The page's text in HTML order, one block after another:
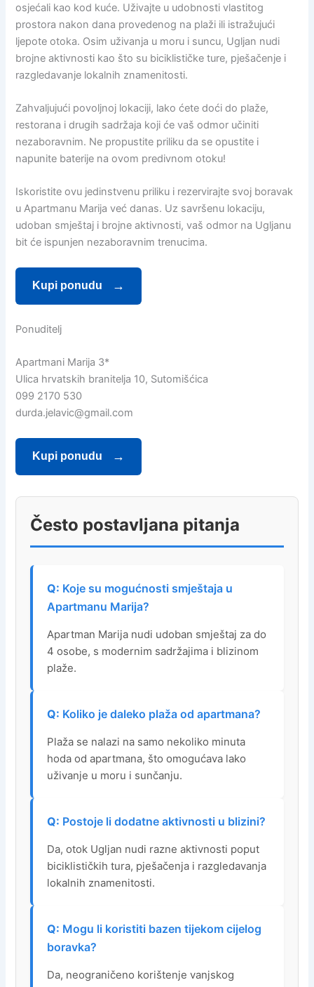
osjećali kao kod kuće. Uživajte u udobnosti vlastitog
prostora nakon dana provedenog na plaži ili istražujući
ljepote otoka. Osim uživanja u moru i suncu, Ugljan nudi
brojne aktivnosti kao što su biciklističke ture, pješačenje i
razgledavanje lokalnih znamenitosti.
Zahvaljujući povoljnoj lokaciji, lako ćete doći do plaže,
restorana i drugih sadržaja koji će vaš odmor učiniti
nezaboravnim. Ne propustite priliku da se opustite i
napunite baterije na ovom predivnom otoku!
Iskoristite ovu jedinstvenu priliku i rezervirajte svoj boravak
u Apartmanu Marija već danas. Uz savršenu lokaciju,
udoban smještaj i brojne aktivnosti, vaš odmor na Ugljanu
bit će ispunjen nezaboravnim trenucima.
Kupi ponudu
Ponuditelj
Apartmani Marija 3*
Ulica hrvatskih branitelja 10, Sutomišćica
099 2170 530
durda.jelavic@gmail.com
Kupi ponudu
Često postavljana pitanja
Koje su mogućnosti smještaja u
Apartmanu Marija?
Apartman Marija nudi udoban smještaj za do
4 osobe, s modernim sadržajima i blizinom
plaže.
Koliko je daleko plaža od apartmana?
Plaža se nalazi na samo nekoliko minuta
hoda od apartmana, što omogućava lako
uživanje u moru i sunčanju.
Postoje li dodatne aktivnosti u blizini?
Da, otok Ugljan nudi razne aktivnosti poput
biciklističkih tura, pješačenja i razgledavanja
lokalnih znamenitosti.
Mogu li koristiti bazen tijekom cijelog
boravka?
Da, neograničeno korištenje vanjskog